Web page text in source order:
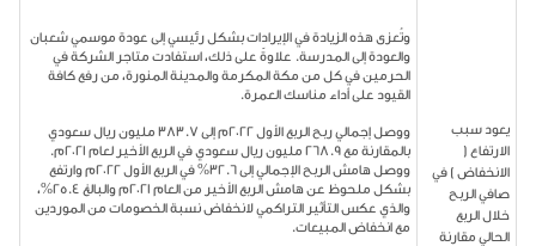
يعود سبب
الارتفاع (
الانخفاض ) في
صافي الربح
خلال الربع
الحالي مقارنة
وتُعزى هذه الزيادة في الإيرادات بشكل رئيسي إلى عودة موسمي شعبان
والعودة إلى المدرسة. علاوةً على ذلك، استفادت متاجر الشركة في
الحرمين في كل من مكة المكرمة والمدينة المنورة، من رفع كافة
القيود على أداء مناسك العمرة.
ووصل إجمالي ربح الربع الأول 2022م إلى 383.7 مليون ريال سعودي
بالمقارنة مع 268.9 مليون ريال سعودي في الربع الأخير لعام 2021م.
ووصل هامش الربح الإجمالي إلى 32.6% في الربع الأول 2022م وارتفع
بشكل ملحوظ عن هامش الربع الأخير من العام 2021م والبالغ 25.4%،
والذي عكس التأثير التراكمي لانخفاض نسبة الخصومات من الموردين
مع انخفاض المبيعات.